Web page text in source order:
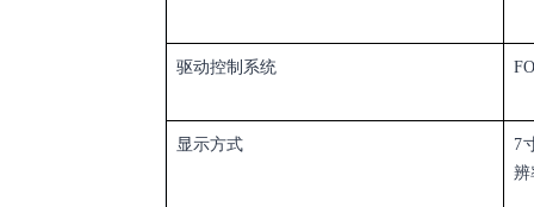
驱动控制系统
显示方式 7
辨